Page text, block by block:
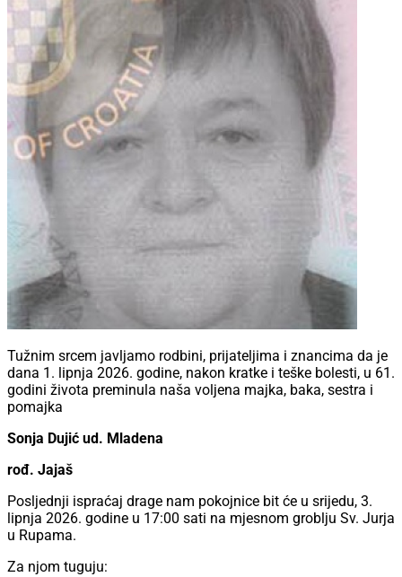
Tužnim srcem javljamo rodbini, prijateljima i znancima da je
dana 1. lipnja 2026. godine, nakon kratke i teške bolesti, u 61.
godini života preminula naša voljena majka, baka, sestra i
pomajka
Sonja Dujić ud. Mladena
rođ. Jajaš
Posljednji ispraćaj drage nam pokojnice bit će u srijedu, 3.
lipnja 2026. godine u 17:00 sati na mjesnom groblju Sv. Jurja
u Rupama.
Za njom tuguju: